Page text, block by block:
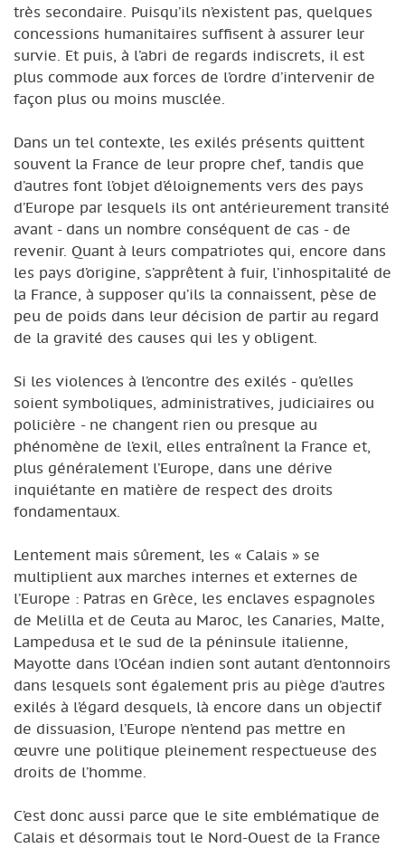
très secondaire. Puisqu’ils n’existent pas, quelques
concessions humanitaires suffisent à assurer leur
survie. Et puis, à l’abri de regards indiscrets, il est
plus commode aux forces de l’ordre d’intervenir de
façon plus ou moins musclée.
Dans un tel contexte, les exilés présents quittent
souvent la France de leur propre chef, tandis que
d’autres font l’objet d’éloignements vers des pays
d’Europe par lesquels ils ont antérieurement transité
avant - dans un nombre conséquent de cas - de
revenir. Quant à leurs compatriotes qui, encore dans
les pays d’origine, s’apprêtent à fuir, l’inhospitalité de
la France, à supposer qu’ils la connaissent, pèse de
peu de poids dans leur décision de partir au regard
de la gravité des causes qui les y obligent.
Si les violences à l’encontre des exilés - qu’elles
soient symboliques, administratives, judiciaires ou
policière - ne changent rien ou presque au
phénomène de l’exil, elles entraînent la France et,
plus généralement l’Europe, dans une dérive
inquiétante en matière de respect des droits
fondamentaux.
Lentement mais sûrement, les « Calais » se
multiplient aux marches internes et externes de
l’Europe : Patras en Grèce, les enclaves espagnoles
de Melilla et de Ceuta au Maroc, les Canaries, Malte,
Lampedusa et le sud de la péninsule italienne,
Mayotte dans l’Océan indien sont autant d’entonnoirs
dans lesquels sont également pris au piège d’autres
exilés à l’égard desquels, là encore dans un objectif
de dissuasion, l’Europe n’entend pas mettre en
œuvre une politique pleinement respectueuse des
droits de l’homme.
C’est donc aussi parce que le site emblématique de
Calais et désormais tout le Nord-Ouest de la France